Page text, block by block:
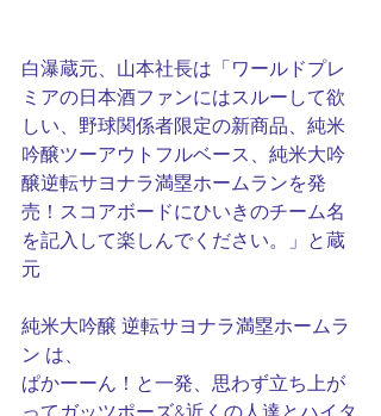
白瀑蔵元、山本社長は「ワールドプレ
ミアの日本酒ファンにはスルーして欲
しい、野球関係者限定の新商品、純米
吟醸ツーアウトフルベース、純米大吟
醸逆転サヨナラ満塁ホームランを発
売！スコアボードにひいきのチーム名
を記入して楽しんでください。」と蔵
元
純米大吟醸 逆転サヨナラ満塁ホームラ
ン は、
ぱかーーん！と一発、思わず立ち上が